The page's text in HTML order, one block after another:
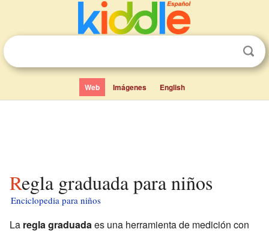
Web Imágenes English
Regla graduada para niños
Enciclopedia para niños
La regla graduadaes una herramienta de medición con